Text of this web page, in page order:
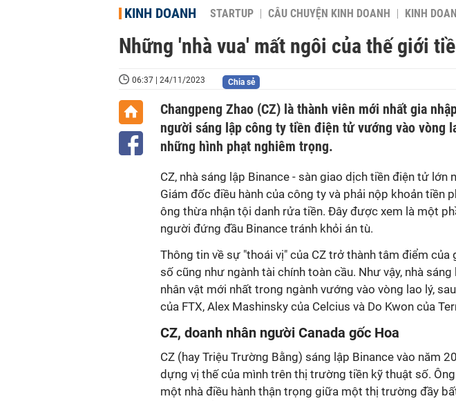
KINH DOANH STARTUP CÂU CHUYỆN KINH DOANH KINH
Những 'nhà vua' mất ngôi của thế giới
06:37 | 24/11/2023 Chia sẻ
Changpeng Zhao (CZ) là thành viên mới nhất gia
người sáng lập công ty tiền điện tử vướng vào vòng
những hình phạt nghiêm trọng.
CZ, nhà sáng lập Binance - sàn giao dịch tiền điện tử lớn
Giám đốc điều hành của công ty và phải nộp khoản tiền
ông thừa nhận tội danh rửa tiền. Đây được xem là một
người đứng đầu Binance tránh khỏi án tù.
Thông tin về sự "thoái vị" của CZ trở thành tâm điểm
số cũng như ngành tài chính toàn cầu. Như vậy, nhà
nhân vật mới nhất trong ngành vướng vào vòng lao lý,
của FTX, Alex Mashinsky của Celcius và Do Kwon của
CZ, doanh nhân người Canada gốc Hoa
CZ (hay Triệu Trường Bằng) sáng lập Binance vào năm
dựng vị thế của mình trên thị trường tiền kỹ thuật số.
một nhà điều hành thận trọng giữa một thị trường đầy